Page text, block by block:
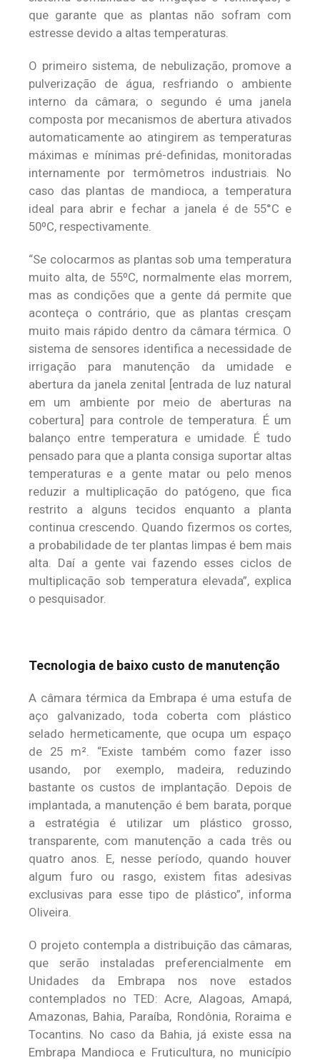
que garante que as plantas não sofram com
estresse devido a altas temperaturas.
O primeiro sistema, de nebulização, promove a
pulverização de água, resfriando o ambiente
interno da câmara; o segundo é uma janela
composta por mecanismos de abertura ativados
automaticamente ao atingirem as temperaturas
máximas e mínimas pré-definidas, monitoradas
internamente por termômetros industriais. No
caso das plantas de mandioca, a temperatura
ideal para abrir e fechar a janela é de 55°C e
50ºC, respectivamente.
“Se colocarmos as plantas sob uma temperatura
muito alta, de 55ºC, normalmente elas morrem,
mas as condições que a gente dá permite que
aconteça o contrário, que as plantas cresçam
muito mais rápido dentro da câmara térmica. O
sistema de sensores identifica a necessidade de
irrigação para manutenção da umidade e
abertura da janela zenital [entrada de luz natural
em um ambiente por meio de aberturas na
cobertura] para controle de temperatura. É um
balanço entre temperatura e umidade. É tudo
pensado para que a planta consiga suportar altas
temperaturas e a gente matar ou pelo menos
reduzir a multiplicação do patógeno, que fica
restrito a alguns tecidos enquanto a planta
continua crescendo. Quando fizermos os cortes,
a probabilidade de ter plantas limpas é bem mais
alta. Daí a gente vai fazendo esses ciclos de
multiplicação sob temperatura elevada”, explica
o pesquisador.
Tecnologia de baixo custo de manutenção
A câmara térmica da Embrapa é uma estufa de
aço galvanizado, toda coberta com plástico
selado hermeticamente, que ocupa um espaço
de 25 m². “Existe também como fazer isso
usando, por exemplo, madeira, reduzindo
bastante os custos de implantação. Depois de
implantada, a manutenção é bem barata, porque
a estratégia é utilizar um plástico grosso,
transparente, com manutenção a cada três ou
quatro anos. E, nesse período, quando houver
algum furo ou rasgo, existem fitas adesivas
exclusivas para esse tipo de plástico”, informa
Oliveira.
O projeto contempla a distribuição das câmaras,
que serão instaladas preferencialmente em
Unidades da Embrapa nos nove estados
contemplados no TED: Acre, Alagoas, Amapá,
Amazonas, Bahia, Paraíba, Rondônia, Roraima e
Tocantins. No caso da Bahia, já existe essa na
Embrapa Mandioca e Fruticultura, no município